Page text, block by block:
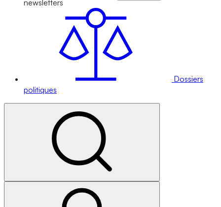
newsletters
Dossiers
politiques